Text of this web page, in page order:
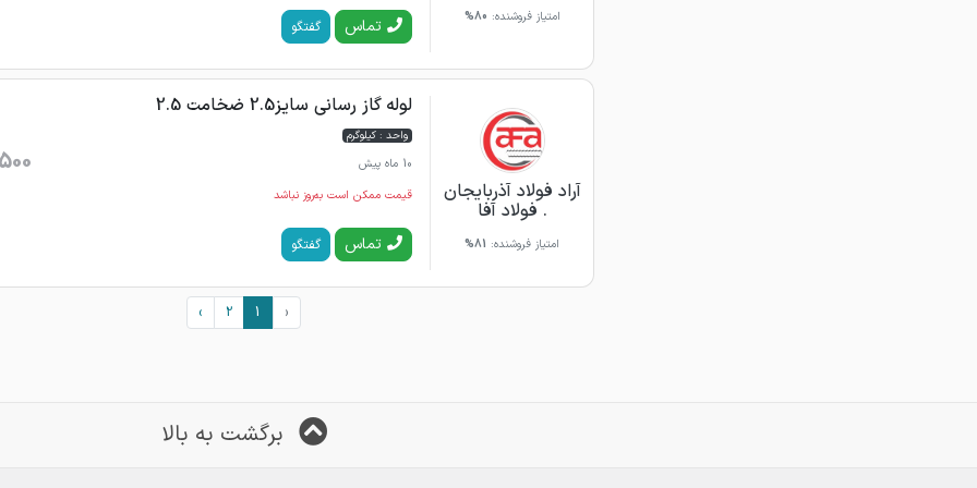
امتیاز فروشنده: 80% تماس گفتگو
آراد فولاد آذربایجان
. فولاد آفا
امتیاز فروشنده: 81%
لوله گاز رسانی سایز2.5 ضخامت 2.5
واحد : کیلوگرم
10 ماه پیش
قیمت ممکن است به‌روز نباشد
تماس گفتگو
‹
1
2
›
برگشت به بالا